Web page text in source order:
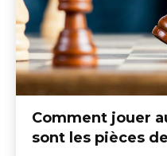
Comment jouer
sont les pièces